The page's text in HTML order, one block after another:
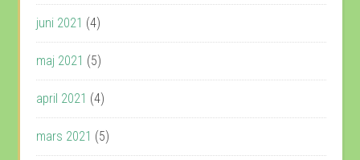
juni 2021 (4)
maj 2021 (5)
april 2021 (4)
mars 2021 (5)